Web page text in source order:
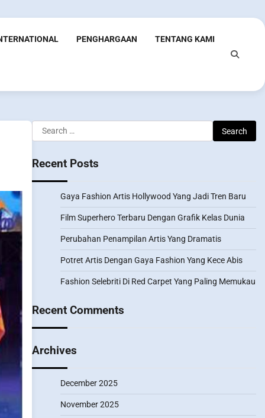
PENGHARGAAN TENTANG KAMI
Search
for:
Recent Posts
Gaya Fashion Artis Hollywood Yang Jadi Tren Baru
Film Superhero Terbaru Dengan Grafik Kelas Dunia
Perubahan Penampilan Artis Yang Dramatis
Potret Artis Dengan Gaya Fashion Yang Kece Abis
Fashion Selebriti Di Red Carpet Yang Paling Memukau
Recent Comments
Archives
December 2025
November 2025